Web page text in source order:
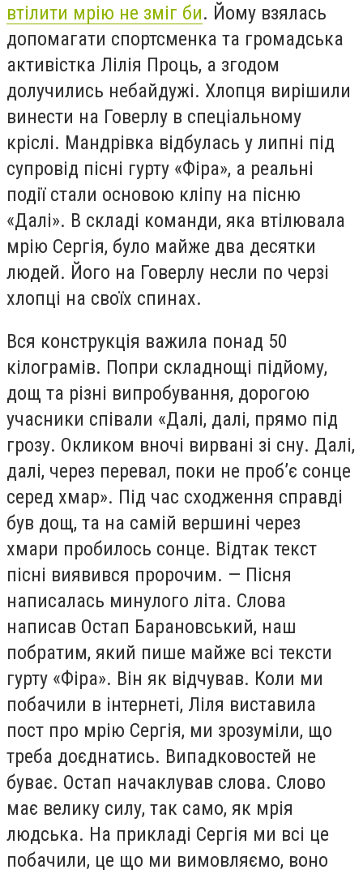
втілити мрію не зміг би. Йому взялась
допомагати спортсменка та громадська
активістка Лілія Проць, а згодом
долучились небайдужі. Хлопця вирішили
винести на Говерлу в спеціальному
кріслі. Мандрівка відбулась у липні під
супровід пісні гурту «Фіра», а реальні
події стали основою кліпу на пісню
«Далі». В складі команди, яка втілювала
мрію Сергія, було майже два десятки
людей. Його на Говерлу несли по черзі
хлопці на своїх спинах.
Вся конструкція важила понад 50
кілограмів. Попри складнощі підйому,
дощ та різні випробування, дорогою
учасники співали «Далі, далі, прямо під
грозу. Окликом вночі вирвані зі сну. Далі,
далі, через перевал, поки не проб’є сонце
серед хмар». Під час сходження справді
був дощ, та на самій вершині через
хмари пробилось сонце. Відтак текст
пісні виявився пророчим. — Пісня
написалась минулого літа. Слова
написав Остап Барановський, наш
побратим, який пише майже всі тексти
гурту «Фіра». Він як відчував. Коли ми
побачили в інтернеті, Ліля виставила
пост про мрію Сергія, ми зрозуміли, що
треба доєднатись. Випадковостей не
буває. Остап начаклував слова. Слово
має велику силу, так само, як мрія
людська. На прикладі Сергія ми всі це
побачили, це що ми вимовляємо, воно